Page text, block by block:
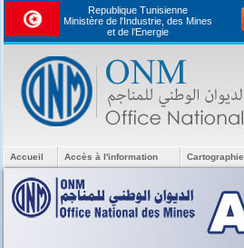
Republique Tunisienne
Ministère de l'Industrie, des Mines
et de l’Energie
Accueil Accès à l'information Cartographie